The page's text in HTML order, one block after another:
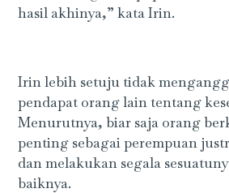
hasil akhinya,” kata Irin.
Irin lebih setuju tidak
pendapat orang lain tentang
Menurutnya, biar saja orang
penting sebagai perempuan
dan melakukan segala
baiknya.